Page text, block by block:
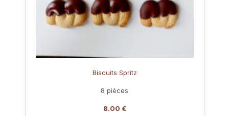
Biscuits Spritz
8 pièces
8.00 €